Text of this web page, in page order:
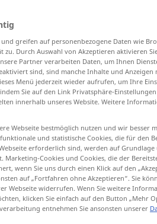
Beispiele...
Takt MUS
greifen auf personenbezogene Daten wie
Durch Auswahl von Akzeptieren aktivieren
Partner verarbeiten Daten, um Ihnen
sind, sind manche Inhalte und Anzeigen
Menü jederzeit wieder aufrufen, um Ihre
Sie auf den Link Privatsphäre-
innerhalb unseres Website. Weitere
Webseite bestmöglich nutzen und wir besser
und statistische Cookies, die für den
erforderlich sind, werden auf Grundlage
Marketing-Cookies und Cookies, die der
wenn Sie uns durch einen Klick auf den
auf „Fortfahren ohne Akzeptieren“. Sie
Webseite widerrufen. Wenn Sie weitere
klicken Sie einfach auf den Button „Mehr
entnehmen Sie ansonsten unserer